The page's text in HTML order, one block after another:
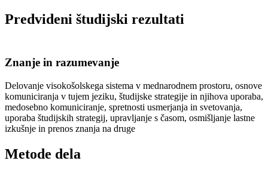
Predvideni študijski rezultati
Znanje in razumevanje
Delovanje visokošolskega sistema v mednarodnem prostoru, osnove
komuniciranja v tujem jeziku, študijske strategije in njihova uporaba,
medosebno komuniciranje, spretnosti usmerjanja in svetovanja,
uporaba študijskih strategij, upravljanje s časom, osmišljanje lastne
izkušnje in prenos znanja na druge
Metode dela